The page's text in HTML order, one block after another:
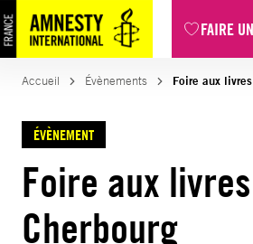
FAIRE
Accueil Évènements Foire aux
ÉVÈNEMENT
Foire aux
Cherbourg